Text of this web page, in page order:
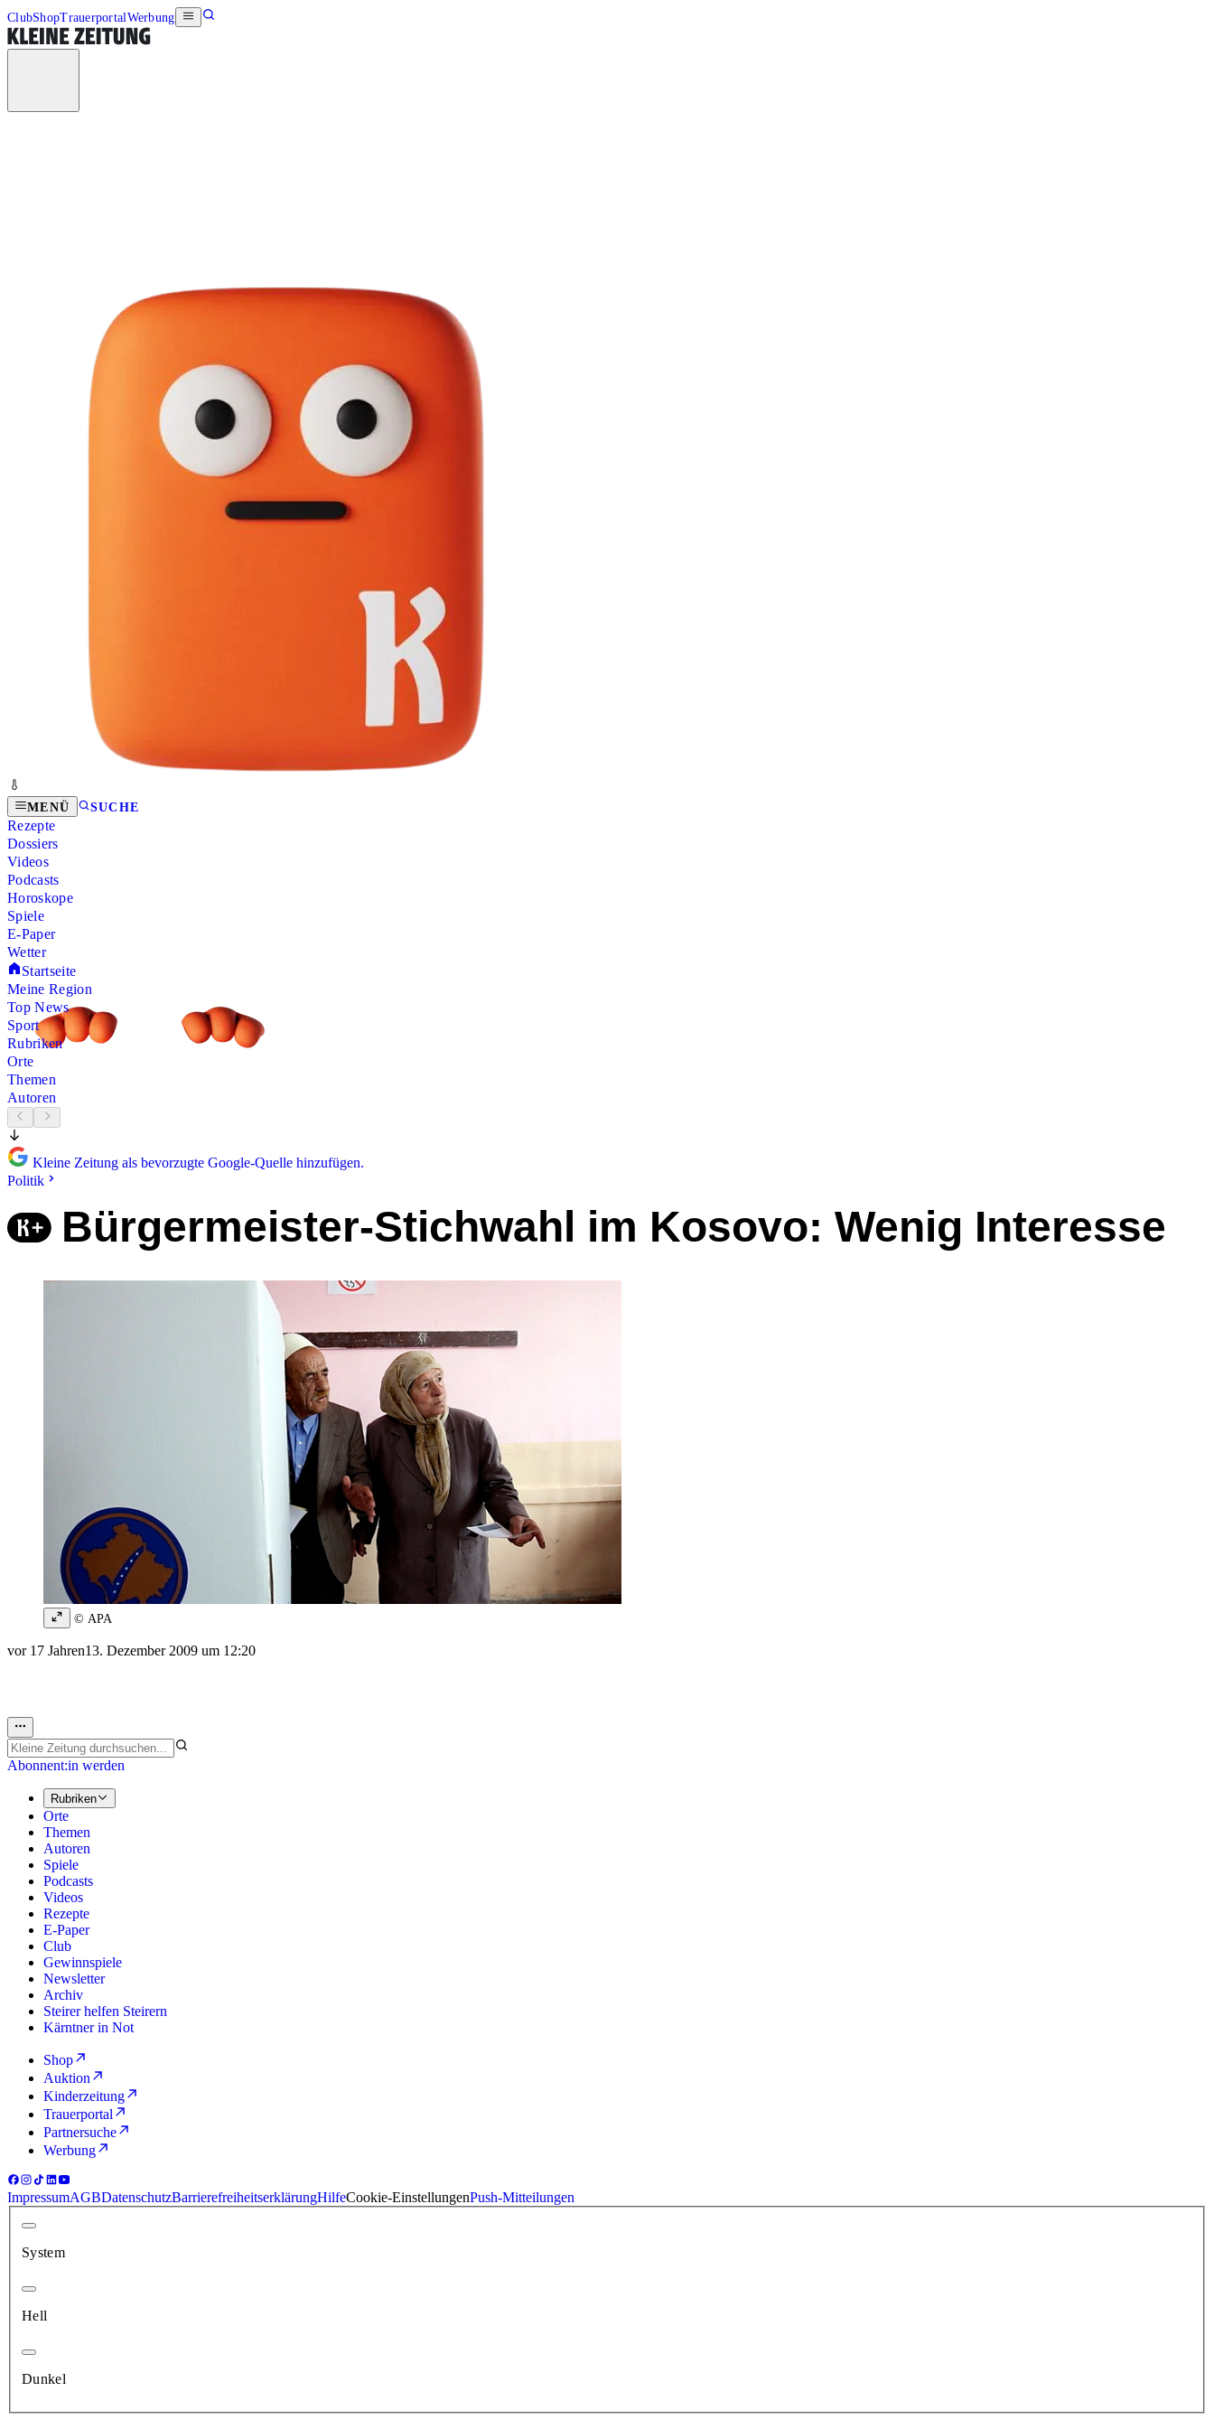
ClubShopTrauerportalWerbung
MENÜ SUCHE
Rezepte
Dossiers
Videos
Podcasts
Horoskope
Spiele
E-Paper
Wetter
Startseite
Meine Region
Top News
Sport
Rubriken
Orte
Themen
Autoren
Kleine Zeitung als bevorzugte Google-Quelle hinzufügen.
Politik
Bürgermeister-Stichwahl im Kosovo: Wenig Interesse
© APA
vor 17 Jahren13. Dezember 2009 um 12:20
Abonnent:in werden
Rubriken
Orte
Themen
Autoren
Spiele
Podcasts
Videos
Rezepte
E-Paper
Club
Gewinnspiele
Newsletter
Archiv
Steirer helfen Steirern
Kärntner in Not
Shop
Auktion
Kinderzeitung
Trauerportal
Partnersuche
Werbung
ImpressumAGBDatenschutzBarrierefreiheitserklärungHilfeCookie-EinstellungenPush-Mitteilungen
System
Hell
Dunkel